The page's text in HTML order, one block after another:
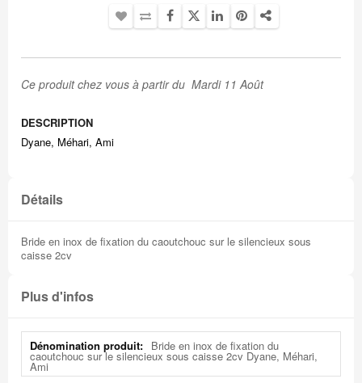
Ce produit chez vous à partir du Mardi 11 Août
DESCRIPTION
Dyane, Méhari, Ami
Détails
Bride en inox de fixation du caoutchouc sur le silencieux sous
caisse 2cv
Plus d'infos
Plus
d'infos
Bride en inox de fixation du
caoutchouc sur le silencieux sous caisse 2cv Dyane, Méhari,
Ami